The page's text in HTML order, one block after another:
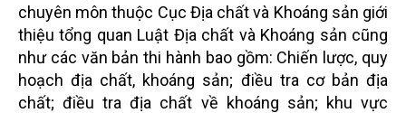
chuyên môn thuộc Cục Địa chất và Khoáng sản giới
thiệu tổng quan Luật Địa chất và Khoáng sản cũng
như các văn bản thi hành bao gồm: Chiến lược, quy
hoạch địa chất, khoáng sản; điều tra cơ bản địa
chất; điều tra địa chất về khoáng sản; khu vực